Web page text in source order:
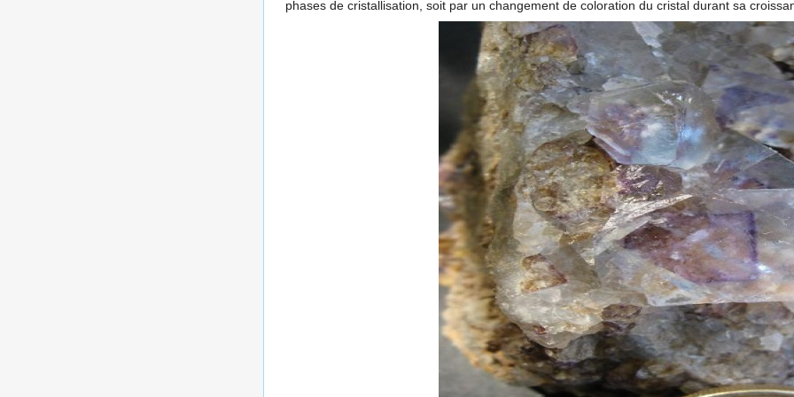
phases de cristallisation, soit par un changement de coloration du cristal durant sa